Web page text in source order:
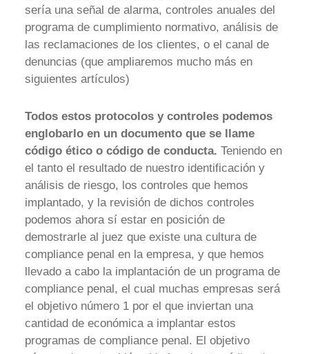
sería una señal de alarma, controles anuales del
programa de cumplimiento normativo, análisis de
las reclamaciones de los clientes, o el canal de
denuncias (que ampliaremos mucho más en
siguientes artículos)
Todos estos protocolos y controles podemos
englobarlo en un documento que se llame
código ético o código de conducta. Teniendo en
el tanto el resultado de nuestro identificación y
análisis de riesgo, los controles que hemos
implantado, y la revisión de dichos controles
podemos ahora sí estar en posición de
demostrarle al juez que existe una cultura de
compliance penal en la empresa, y que hemos
llevado a cabo la implantación de un programa de
compliance penal, el cual muchas empresas será
el objetivo número 1 por el que inviertan una
cantidad de económica a implantar estos
programas de compliance penal. El objetivo